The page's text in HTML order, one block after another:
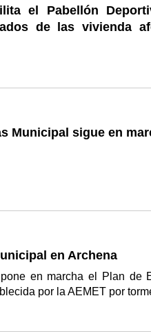
el Pabellón
de las vivienda
Municipal sigue en
en Archena
en marcha el Plan de
por la AEMET por